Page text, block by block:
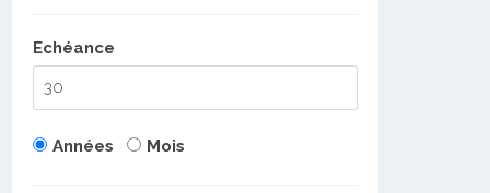
Echéance
Années Mois